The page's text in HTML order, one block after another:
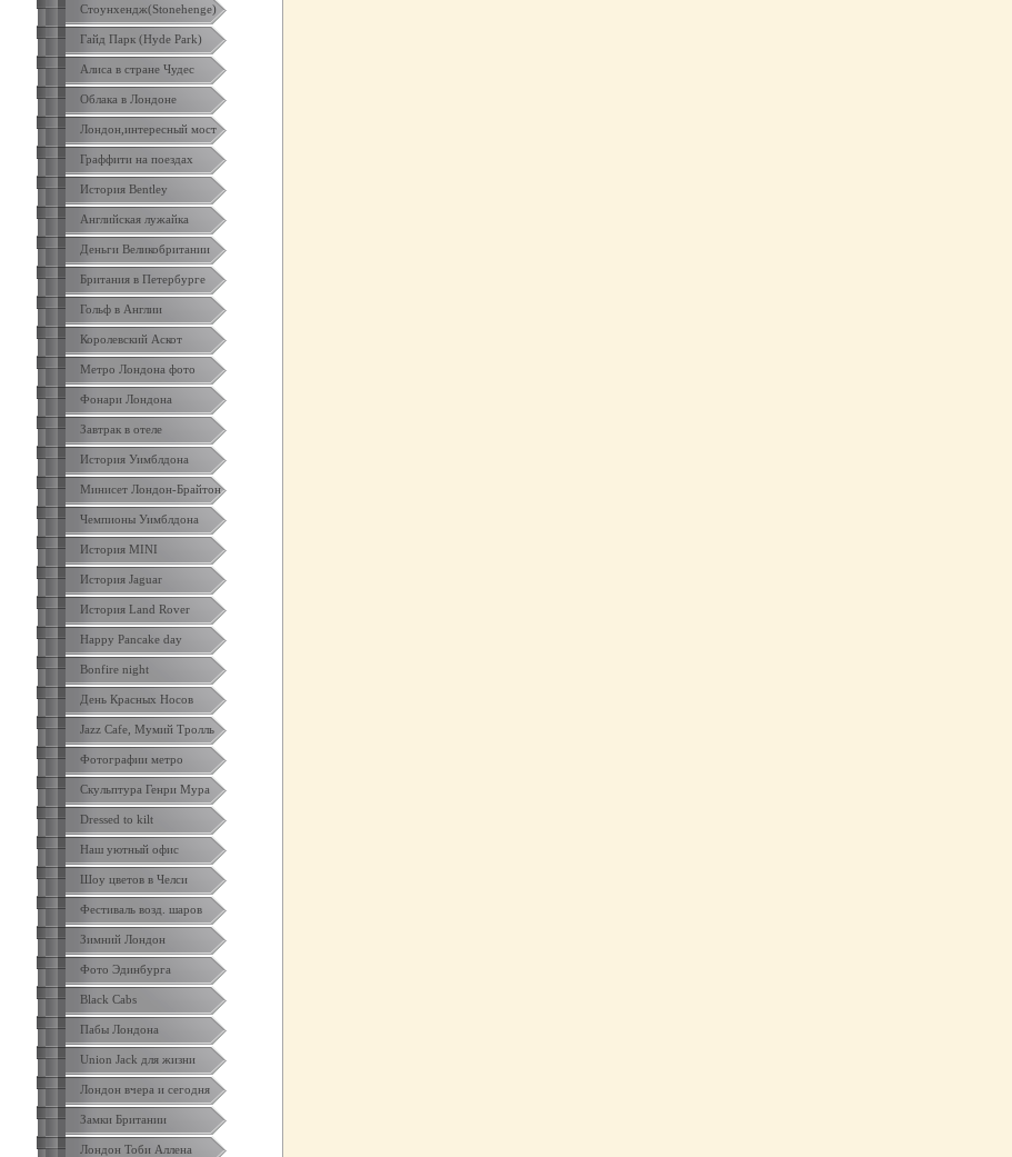
Стоунхендж(Stonehenge)
Гайд Парк (Hyde Park)
Алиса в стране Чудес
Облака в Лондоне
Лондон,интересный мост
Граффити на поездах
История Bentley
Английская лужайка
Деньги Великобритании
Британия в Петербурге
Гольф в Англии
Королевский Аскот
Метро Лондона фото
Фонари Лондона
Завтрак в отеле
История Уимблдона
Минисет Лондон-Брайтон
Чемпионы Уимблдона
История MINI
История Jaguar
История Land Rover
Happy Pancake day
Bonfire night
День Красных Носов
Jazz Cafe, Мумий Тролль
Фотографии метро
Скульптура Генри Мура
Dressed to kilt
Наш уютный офис
Шоу цветов в Челси
Фестиваль возд. шаров
Зимний Лондон
Фото Эдинбурга
Black Cabs
Пабы Лондона
Union Jack для жизни
Лондон вчера и сегодня
Замки Британии
Лондон Тоби Аллена